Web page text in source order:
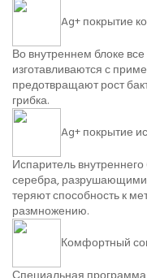
Ag+ покрытие
Во внутреннем блоке
изготавливаются с
предотвращают рост
грибка.
Ag+ покрытие
Испаритель
серебра, разрушающими
теряют способность к
размножению.
Комфортный